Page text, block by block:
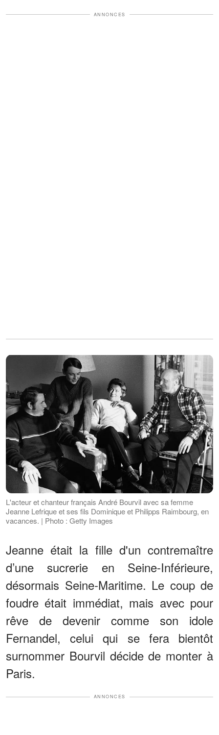
ANNONCES
L'acteur et chanteur français André Bourvil avec sa femme
Jeanne Lefrique et ses fils Dominique et Philipps Raimbourg, en
vacances. | Photo : Getty Images
Jeanne était la fille d'un contremaître
d’une sucrerie en Seine-Inférieure,
désormais Seine-Maritime. Le coup de
foudre était immédiat, mais avec pour
rêve de devenir comme son idole
Fernandel, celui qui se fera bientôt
surnommer Bourvil décide de monter à
Paris.
ANNONCES